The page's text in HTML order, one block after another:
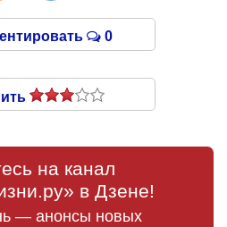
0
на канал
в Дзене!
— анонсы новых